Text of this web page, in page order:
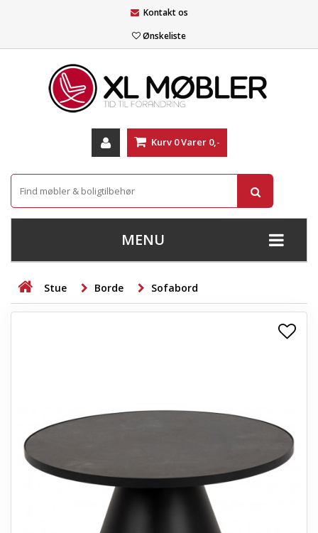
Kontakt os
Ønskeliste
Kurv 0Varer 0,-
MENU
+
STUE
+
+
TÆPPER
LAMPER
Stue Borde Sofabord